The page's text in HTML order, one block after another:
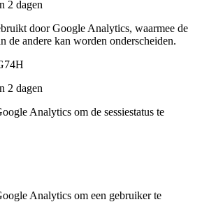
2 dagen
door Google Analytics, waarmee de
de andere kan worden onderscheiden.
2 dagen
Analytics om de sessiestatus te
Analytics om een gebruiker te